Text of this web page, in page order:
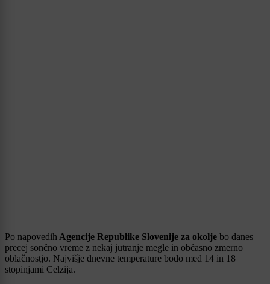
Po napovedih Agencije Republike Slovenije za okolje bo danes
precej sončno vreme z nekaj jutranje megle in občasno zmerno
oblačnostjo. Najvišje dnevne temperature bodo med 14 in 18
stopinjami Celzija.